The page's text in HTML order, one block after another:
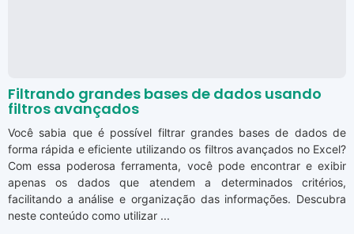
Filtrando grandes bases de dados usando
filtros avançados
Você sabia que é possível filtrar grandes bases de dados de
forma rápida e eficiente utilizando os filtros avançados no Excel?
Com essa poderosa ferramenta, você pode encontrar e exibir
apenas os dados que atendem a determinados critérios,
facilitando a análise e organização das informações. Descubra
neste conteúdo como utilizar ...